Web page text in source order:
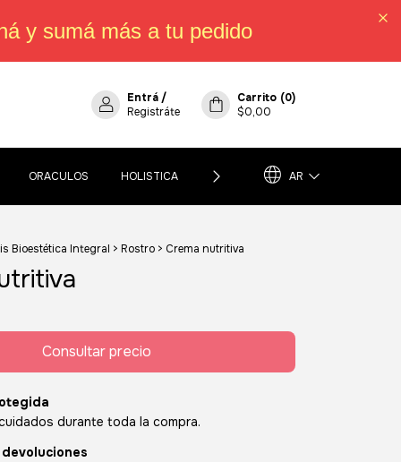
y sumá más a tu pedido
Entrá /
Registráte
Carrito (0)
$0,00
ORACULOS HOLISTICA POLÍTICA DE CAMBIOS,
AR
Bioestética Integral > Rostro > Crema nutritiva
durante toda la compra.